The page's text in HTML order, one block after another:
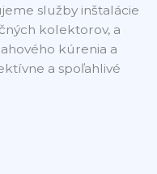
služby inštalácie
kolektorov, a
kúrenia a
a spoľahlivé